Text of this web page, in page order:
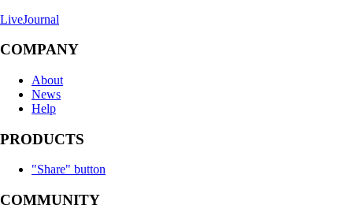
LiveJournal
COMPANY
About
News
Help
PRODUCTS
"Share" button
COMMUNITY